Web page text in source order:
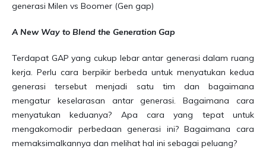
generasi Milen vs Boomer (Gen gap)
A New Way to Blend the Generation Gap
Terdapat GAP yang cukup lebar antar generasi dalam ruang
kerja. Perlu cara berpikir berbeda untuk menyatukan kedua
generasi tersebut menjadi satu tim dan bagaimana
mengatur keselarasan antar generasi. Bagaimana cara
menyatukan keduanya? Apa cara yang tepat untuk
mengakomodir perbedaan generasi ini? Bagaimana cara
memaksimalkannya dan melihat hal ini sebagai peluang?